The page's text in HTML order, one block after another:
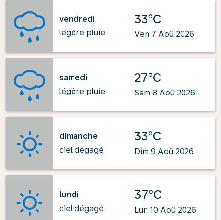
vendredi
légère pluie
33°C
Ven 7 Aoû 2026
samedi
légère pluie
27°C
Sam 8 Aoû 2026
dimanche
ciel dégagé
33°C
Dim 9 Aoû 2026
lundi
ciel dégagé
37°C
Lun 10 Aoû 2026